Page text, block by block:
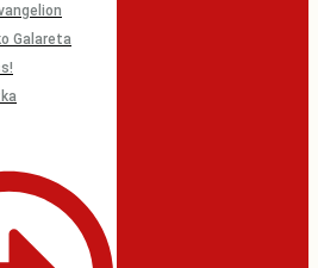
Galareta